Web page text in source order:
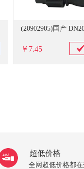
￥7.45
超低价格
全网超低价格都